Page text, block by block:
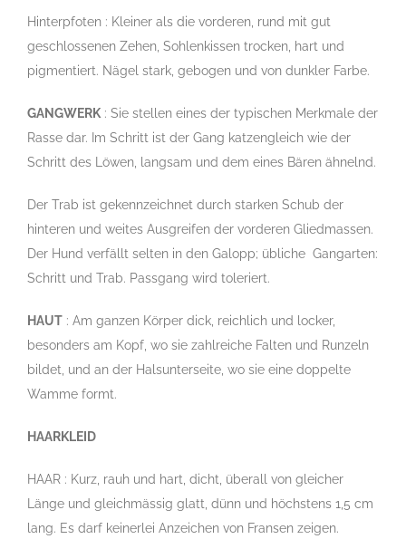
Hinterpfoten : Kleiner als die vorderen, rund mit gut
geschlossenen Zehen, Sohlenkissen trocken, hart und
pigmentiert. Nägel stark, gebogen und von dunkler Farbe.
GANGWERK: Sie stellen eines der typischen Merkmale der
Rasse dar. Im Schritt ist der Gang katzengleich wie der
Schritt des Löwen, langsam und dem eines Bären ähnelnd.
Der Trab ist gekennzeichnet durch starken Schub der
hinteren und weites Ausgreifen der vorderen Gliedmassen.
Der Hund verfällt selten in den Galopp; übliche Gangarten:
Schritt und Trab. Passgang wird toleriert.
HAUT : Am ganzen Körper dick, reichlich und locker,
besonders am Kopf, wo sie zahlreiche Falten und Runzeln
bildet, und an der Halsunterseite, wo sie eine doppelte
Wamme formt.
HAARKLEID
HAAR : Kurz, rauh und hart, dicht, überall von gleicher
Länge und gleichmässig glatt, dünn und höchstens 1,5 cm
lang. Es darf keinerlei Anzeichen von Fransen zeigen.